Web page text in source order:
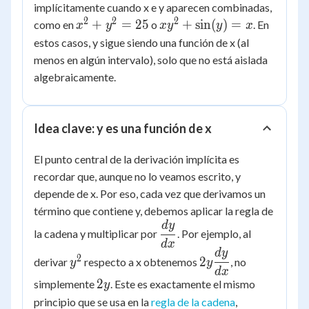
implícitamente cuando x e y aparecen combinadas,
como en x^2
+
y^2
x2 + y2 = 25 oxy^2
+
\sin(y)
xy2 + sin(y) = x. En
estos casos, y sigue siendo una función de x (al
menos en algún intervalo), solo que no está aislada
algebraicamente.
Idea clave: y es una función de x
El punto central de la derivación implícita es
recordar que, aunque no lo veamos escrito, y
depende de x. Por eso, cada vez que derivamos un
término que contiene y, debemos aplicar la regla de
la cadena y multiplicar por \dfrac{dy}
{dx}
dx
dy
. Por ejemplo, al
derivar y^2
y2 respecto a x obtenemos 2y
\dfrac{dy}
{dx}
2y
dx
dy
, no
simplemente 2y
2y. Este es exactamente el mismo
principio que se usa en laregla de la cadena